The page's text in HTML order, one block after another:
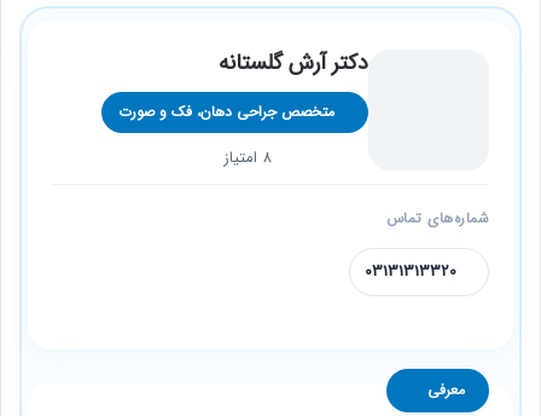
دکتر آرش گلستانه
متخصص جراحی دهان، فک و صورت
8 امتیاز
شماره‌های تماس
03131313320
معرفی